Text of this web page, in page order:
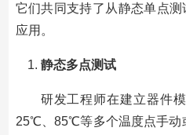
它们共同支持了从静态单点
应用。
静态多点测试
研发工程师在建立器件
25℃、85℃等多个温度点手动